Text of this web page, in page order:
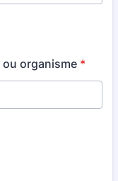
organisme *